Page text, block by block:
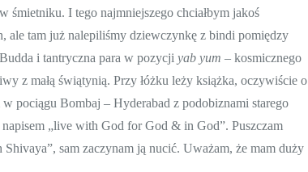
śmietniku. I tego najmniejszego chciałbym jakoś
ale tam już nalepiliśmy dziewczynkę z bindi pomiędzy
i tantryczna para w pozycji yab yum – kosmicznego
z małą świątynią. Przy łóżku leży książka, oczywiście o
pociągu Bombaj – Hyderabad z podobiznami starego
„live with God for God & in God”. Puszczam
sam zaczynam ją nucić. Uważam, że mam duży